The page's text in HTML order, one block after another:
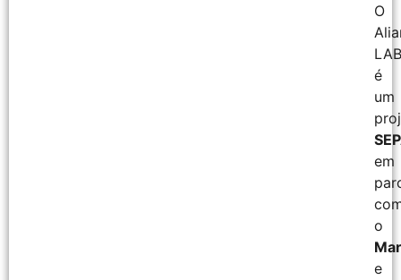
O
LAB
é
um
em
o
e